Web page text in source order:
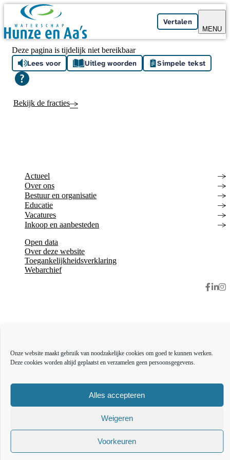
Onze website maakt gebruik van noodzakelijke cookies om goed te kunnen werken.
Deze cookies worden altijd geplaatst en verzamelen geen persoonsgegevens.
Alles accepteren
Weigeren
Voorkeuren
Skip navigation
Vertalen
MENU
Deze pagina is tijdelijk niet bereikbaar
Lees voor Uitleg woorden Simpele tekst
Bekijk de fracties
Actueel
Over ons
Bestuur en organisatie
Educatie
Vacatures
Inkoop en aanbesteden
Open data
Over deze website
Toegankelijkheidsverklaring
Webarchief
The